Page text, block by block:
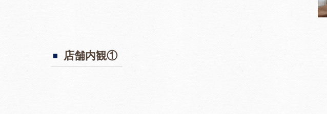
店舗内観①